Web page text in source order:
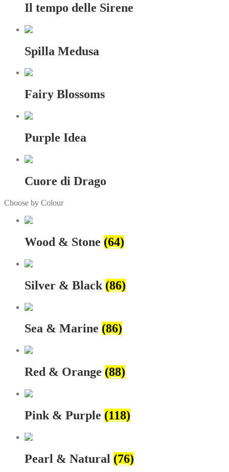
Il tempo delle Sirene
Spilla Medusa
Fairy Blossoms
Purple Idea
Cuore di Drago
Choose by Colour
Wood & Stone (64)
Silver & Black (86)
Sea & Marine (86)
Red & Orange (88)
Pink & Purple (118)
Pearl & Natural (76)